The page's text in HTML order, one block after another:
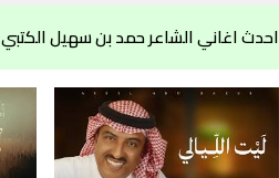
احدث اغاني الشاعر حمد بن سهيل الكتبي